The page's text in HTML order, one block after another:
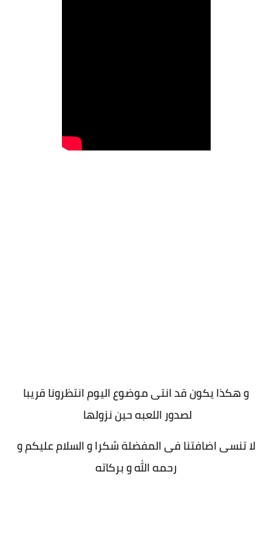
و هكذا يكون قد انتى موضوع اليوم انتظرونا قريبا
لصدور اللعبه حين نزولها
لا تنسى اضافتنا فى المفضلة شكرا و السلام عليكم و
رحمه الله و بركاته